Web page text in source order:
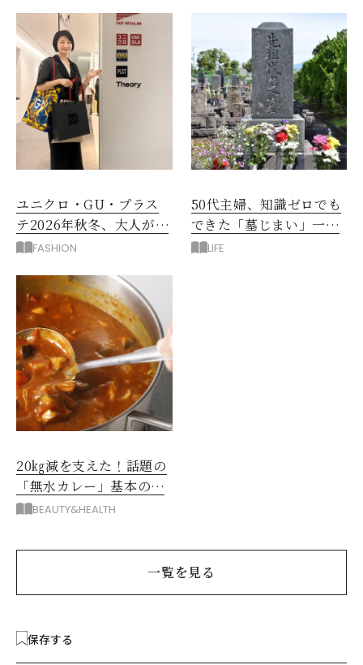
ユニクロ・GU・プラス
テ2026年秋冬、大人が着
たい新作服は？
FASHION
50代主婦、知識ゼロでも
できた「墓じまい」一つ
後悔したのは、ある順
LIFE
20㎏減を支えた！話題の
「無水カレー」基本の作
り方とおすすめルウ6選
BEAUTY&HEALTH
一覧を見る
保存する